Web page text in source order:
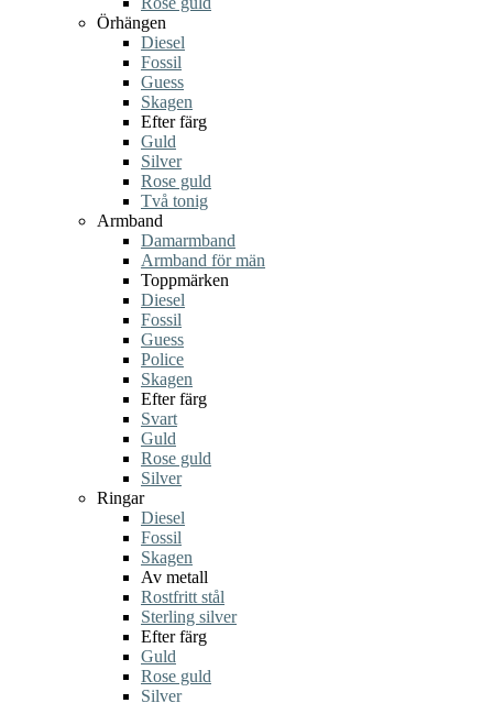
Örhängen
Diesel
Fossil
Guess
Skagen
Efter färg
Guld
Silver
Rose guld
Två tonig
Armband
Damarmband
Armband för män
Toppmärken
Diesel
Fossil
Guess
Police
Skagen
Efter färg
Svart
Guld
Rose guld
Silver
Ringar
Diesel
Fossil
Skagen
Av metall
Rostfritt stål
Sterling silver
Efter färg
Guld
Rose guld
Silver